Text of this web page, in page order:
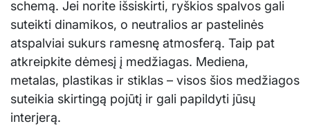
schemą. Jei norite išsiskirti, ryškios spalvos gali
suteikti dinamikos, o neutralios ar pastelinės
atspalviai sukurs ramesnę atmosferą. Taip pat
atkreipkite dėmesį į medžiagas. Mediena,
metalas, plastikas ir stiklas – visos šios medžiagos
suteikia skirtingą pojūtį ir gali papildyti jūsų
interjerą.